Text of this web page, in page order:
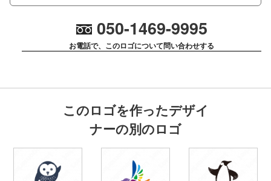
050-1469-9995
お電話で、このロゴについて問い合わせする
このロゴを作ったデザイ
ナーの別のロゴ